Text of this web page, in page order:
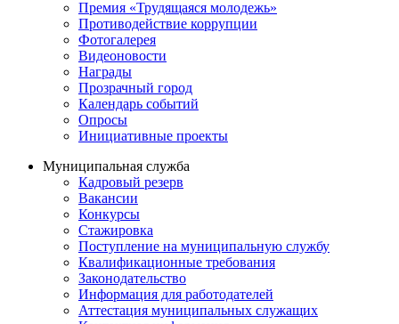
Премия «Трудящаяся молодежь»
Противодействие коррупции
Фотогалерея
Видеоновости
Награды
Прозрачный город
Календарь событий
Опросы
Инициативные проекты
Муниципальная служба
Кадровый резерв
Вакансии
Конкурсы
Стажировка
Поступление на муниципальную службу
Квалификационные требования
Законодательство
Информация для работодателей
Аттестация муниципальных служащих